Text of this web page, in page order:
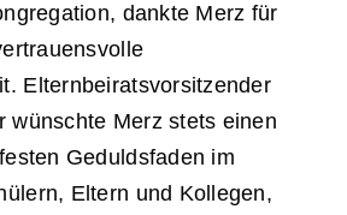
dankte Merz für
Elternbeiratsvorsitzender
wünschte Merz stets einen
Geduldsfaden im
Eltern und Kollegen,